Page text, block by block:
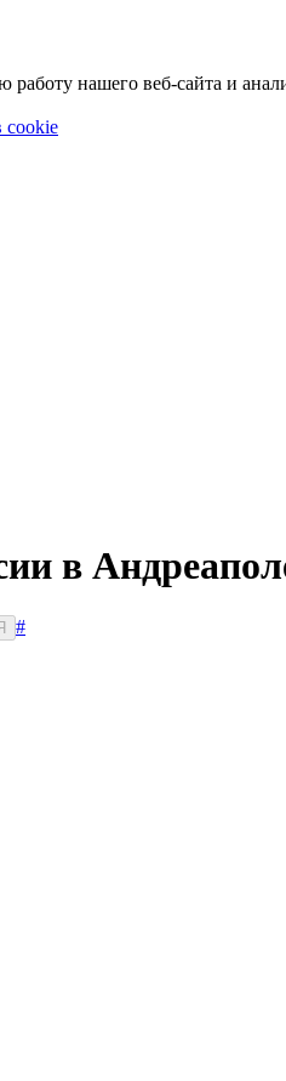
нашего веб-сайта и
cookie
в
#